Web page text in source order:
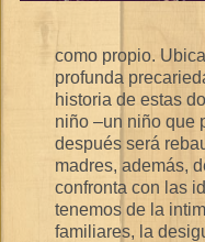
como propio.
profunda
historia de estas
niño –un niño que
después será
madres, además,
confronta con las
tenemos de la
familiares, la